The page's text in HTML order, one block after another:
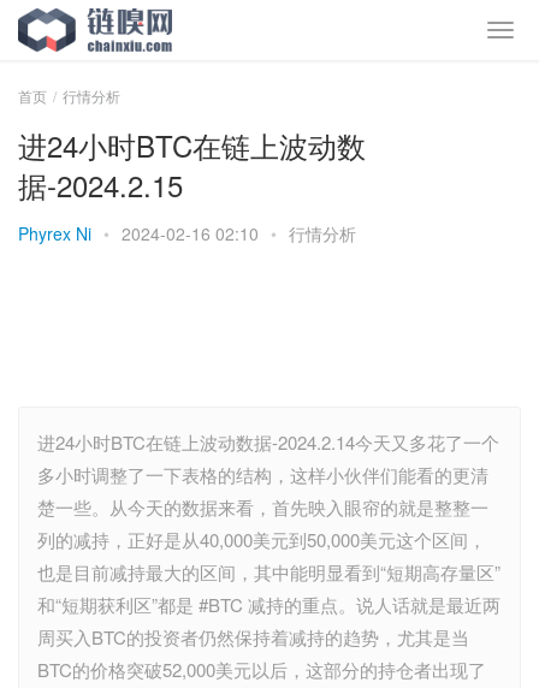
首页 行情分析
进24小时BTC在链上波动数
据-2024.2.15
Phyrex Ni • 2024-02-16 02:10 • 行情分析
进24小时BTC在链上波动数据-2024.2.14今天又多花了一个
多小时调整了一下表格的结构，这样小伙伴们能看的更清
楚一些。从今天的数据来看，首先映入眼帘的就是整整一
列的减持，正好是从40,000美元到50,000美元这个区间，
也是目前减持最大的区间，其中能明显看到“短期高存量区”
和“短期获利区”都是 #BTC 减持的重点。说人话就是最近两
周买入BTC的投资者仍然保持着减持的趋势，尤其是当
BTC的价格突破52,000美元以后，这部分的持仓者出现了